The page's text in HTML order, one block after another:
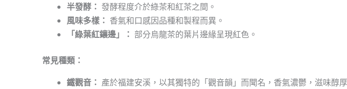
半發酵： 發酵程度介於綠茶和紅茶之間。
風味多樣： 香氣和口感因品種和製程而異。
「綠葉紅鑲邊」： 部分烏龍茶的葉片邊緣呈現紅色。
常見種類：
鐵觀音： 產於福建安溪，以其獨特的「觀音韻」而聞名，香氣濃鬱，滋味醇厚